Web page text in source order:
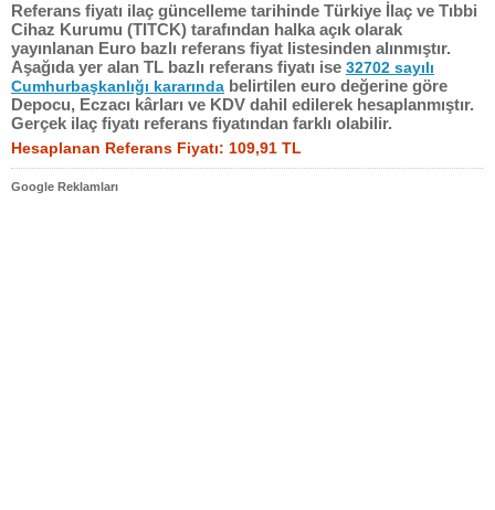
Referans fiyatı ilaç güncelleme tarihinde Türkiye İlaç ve Tıbbi
Cihaz Kurumu (TITCK) tarafından halka açık olarak
yayınlanan Euro bazlı referans fiyat listesinden alınmıştır.
Aşağıda yer alan TL bazlı referans fiyatı ise 32702 sayılı
Cumhurbaşkanlığı kararında belirtilen euro değerine göre
Depocu, Eczacı kârları ve KDV dahil edilerek hesaplanmıştır.
Gerçek ilaç fiyatı referans fiyatından farklı olabilir.
Hesaplanan Referans Fiyatı: 109,91 TL
Google Reklamları